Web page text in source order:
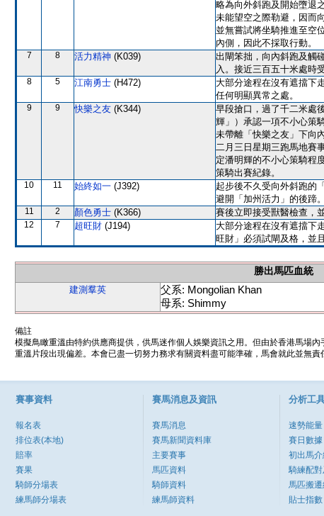
略為向外斜跑及開始墮退
未能望空之際勒避，因而
並無嘗試將坐騎推進至空
內側，因此不採取行動。
7 8 活力精神 (K039)
出閘笨拙，向內斜跑及觸
入。接近三百五十米處時
8 5 江南勇士 (H472)
大部分途程在沒有遮擋下
任何明顯異常之處。
9 9 快樂之友 (K344)
早段搶口，過了千二米處
輝」）承認一項不小心策
未帶離「快樂之友」下向
二月三日星期三跑馬地賽
定潘明輝的不小心策騎程
策騎出賽紀錄。
10 11 始終如一 (J392)
起步後不久受向外斜跑的
避開「加州活力」的後蹄。
11 2 顏色勇士 (K366) 賽後立即接受獸醫檢查，
12 7 超旺財 (J194)
大部分途程在沒有遮擋下
旺財」必須試閘及格，並
勝出馬匹血統
建測羣英
父系: Mongolian Khan
母系: Shimmy
備註
模擬鳥瞰重溫由特約供應商提供，供馬迷作個人娛樂資訊之用。但由於香港馬場
重溫片段出現偏差。本會已盡一切努力務求有關資料盡可能準確，馬會就此並無責
賽事資料
報名表
排位表(本地)
賠率
賽果
騎師分場表
練馬師分場表
賽馬消息及資訊
賽馬消息
賽馬新聞資料庫
主要賽事
馬匹資料
騎師資料
練馬師資料
分析工
速勢能量
賽日數據
初出馬
騎練配
馬匹搬
貼士指數